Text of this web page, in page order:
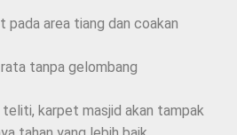
pada area tiang dan coakan
tanpa gelombang
teliti, karpet masjid akan tampak